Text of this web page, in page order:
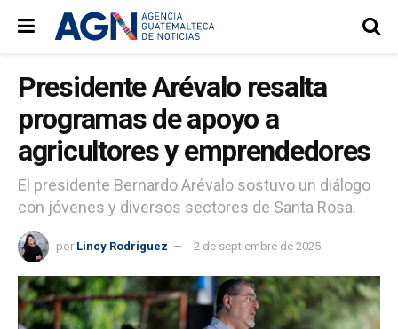
Presidente Arévalo resalta
programas de apoyo a
agricultores y emprendedores
El presidente Bernardo Arévalo sostuvo un diálogo
con jóvenes y diversos sectores de Santa Rosa.
por Lincy Rodríguez 2 de septiembre de 2025